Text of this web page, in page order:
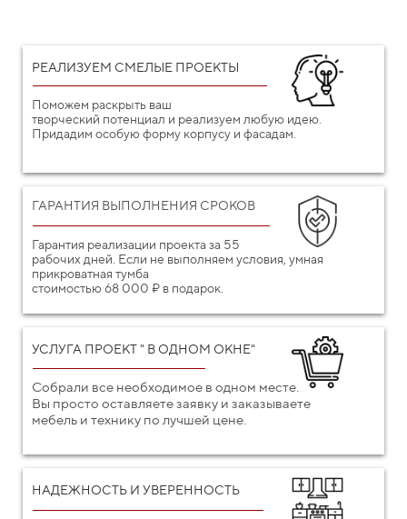
РЕАЛИЗУЕМ СМЕЛЫЕ ПРОЕКТЫ
Поможем раскрыть ваш
творческий потенциал и реализуем любую идею.
Придадим особую форму корпусу и фасадам.
ГАРАНТИЯ ВЫПОЛНЕНИЯ СРОКОВ
Гарантия реализации проекта за 55
рабочих дней. Если не выполняем условия, умная
прикроватная тумба
стоимостью 68 000 ₽ в подарок.
УСЛУГА ПРОЕКТ " В ОДНОМ ОКНЕ"
Собрали все необходимое в одном месте.
Вы просто оставляете заявку и заказываете
мебель и технику по лучшей цене.
НАДЕЖНОСТЬ И УВЕРЕННОСТЬ